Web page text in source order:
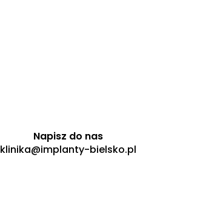
Napisz do nas
klinika@implanty-bielsko.pl